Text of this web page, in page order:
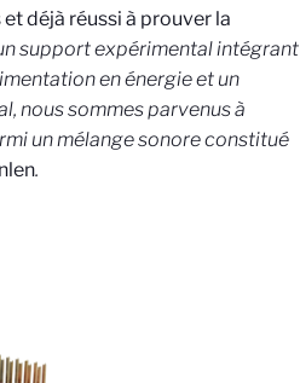
déjà réussi à prouver la
support expérimental intégrant
en énergie et un
nous sommes parvenus à
un mélange sonore constitué
.